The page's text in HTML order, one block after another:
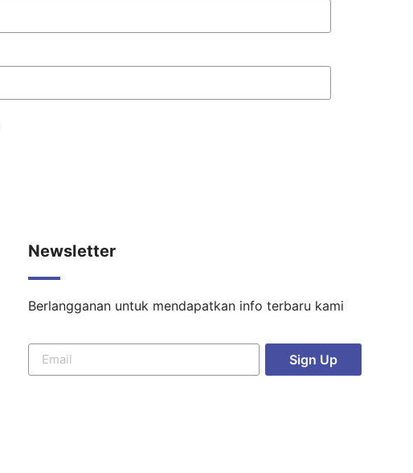
Newsletter
Berlangganan untuk mendapatkan info terbaru kami
Sign Up